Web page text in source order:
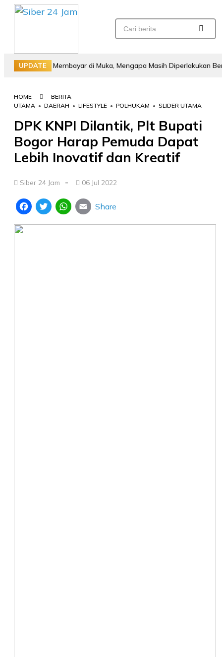
UPDATE
Membayar di Muka, Mengapa Masih Diperlakukan Berbeda?
HOME
BERITA
UTAMA • DAERAH • LIFESTYLE • POLHUKAM • SLIDER UTAMA
DPK KNPI Dilantik, Plt Bupati
Bogor Harap Pemuda Dapat
Lebih Inovatif dan Kreatif
Siber 24 Jam - 06 Jul 2022
FacebookTwitterWhatsApp
Email
Share